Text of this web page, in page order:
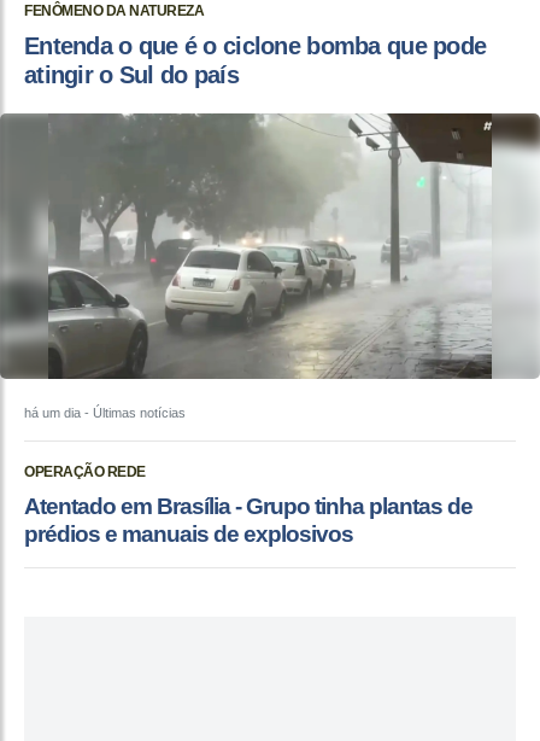
FENÔMENO DA NATUREZA
Entenda o que é o ciclone bomba que pode
atingir o Sul do país
há um dia - Últimas notícias
OPERAÇÃO REDE
Atentado em Brasília - Grupo tinha plantas de
prédios e manuais de explosivos